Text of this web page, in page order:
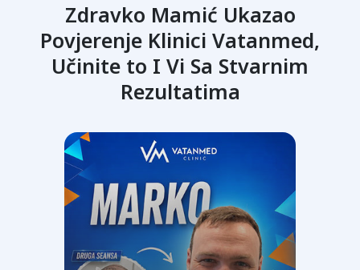
Zdravko Mamić Ukazao
Povjerenje Klinici Vatanmed,
Učinite to I Vi Sa Stvarnim
Rezultatima